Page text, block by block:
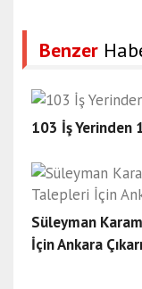
Benzer
103 İş Yerinden
Süleyman
İçin Ankara